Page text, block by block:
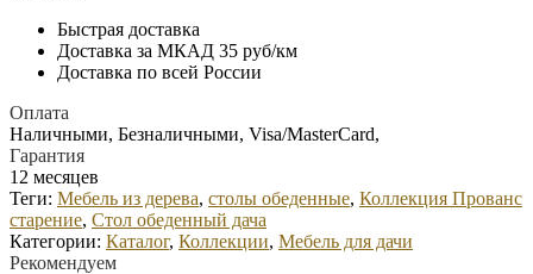
Быстрая доставка
Доставка за МКАД 35 руб/км
Доставка по всей России
Оплата
Наличными, Безналичными, Visa/MasterCard,
Гарантия
12 месяцев
Теги: Мебель из дерева, столы обеденные, Коллекция Прованс
старение, Стол обеденный дача
Категории: Каталог, Коллекции, Мебель для дачи
Рекомендуем